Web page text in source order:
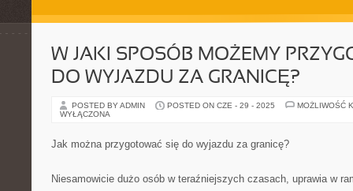
W JAKI SPOSÓB MOŻEMY
DO WYJAZDU ZA GRANICĘ?
POSTED BY ADMIN POSTED ON CZE - 29 - 2025
MOŻLIWOŚĆ
WYŁĄCZONA
Jak można przygotować się do wyjazdu za granicę?
Niesamowicie dużo osób w teraźniejszych czasach, uprawia w